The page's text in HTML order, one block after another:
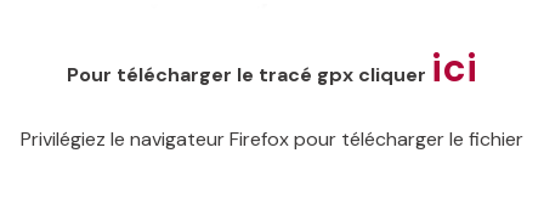
Pour télécharger le tracé gpx cliquer ici
Privilégiez le navigateur Firefox pour télécharger le fichier